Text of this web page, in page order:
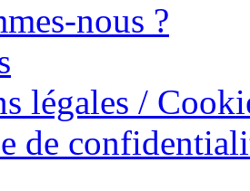
nous ?
légales /
de